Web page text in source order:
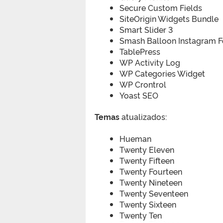
Secure Custom Fields
SiteOrigin Widgets Bundle
Smart Slider 3
Smash Balloon Instagram
TablePress
WP Activity Log
WP Categories Widget
WP Crontrol
Yoast SEO
Temasatualizados:
Hueman
Twenty Eleven
Twenty Fifteen
Twenty Fourteen
Twenty Nineteen
Twenty Seventeen
Twenty Sixteen
Twenty Ten